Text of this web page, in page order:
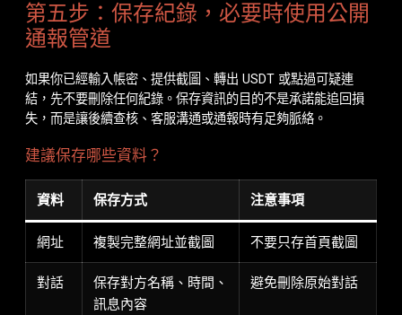
第五步：保存紀錄，必要時使用公開
通報管道
如果你已經輸入帳密、提供截圖、轉出 USDT 或點過可疑連
結，先不要刪除任何紀錄。保存資訊的目的不是承諾能追回損
失，而是讓後續查核、客服溝通或通報時有足夠脈絡。
建議保存哪些資料？
資料 保存方式 注意事項
網址 複製完整網址並截圖 不要只存首頁截圖
對話
保存對方名稱、時間、
訊息內容
避免刪除原始對話